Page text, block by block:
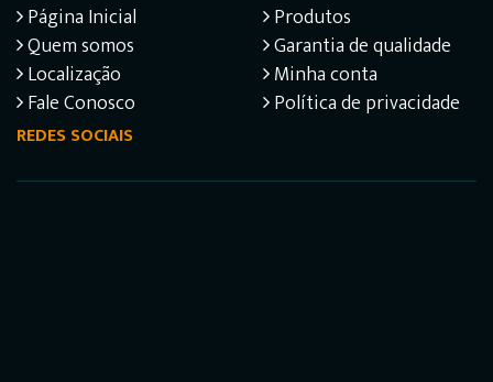
Página Inicial
Quem somos
Localização
Fale Conosco
Produtos
Garantia de qualidade
Minha conta
Política de privacidade
REDES SOCIAIS